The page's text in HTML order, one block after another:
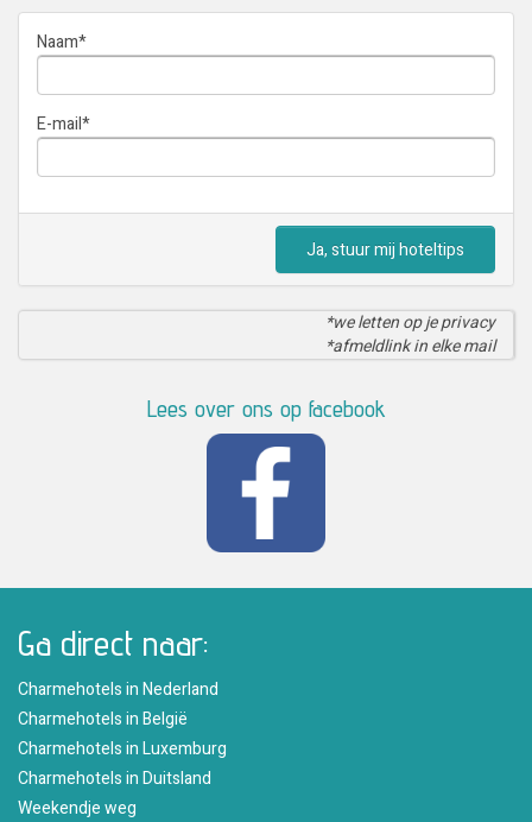
Naam*
E-mail*
Ja, stuur mij hoteltips
*we letten op je privacy
*afmeldlink in elke mail
Lees over ons op facebook
Ga direct naar:
Charmehotels in Nederland
Charmehotels in België
Charmehotels in Luxemburg
Charmehotels in Duitsland
Weekendje weg